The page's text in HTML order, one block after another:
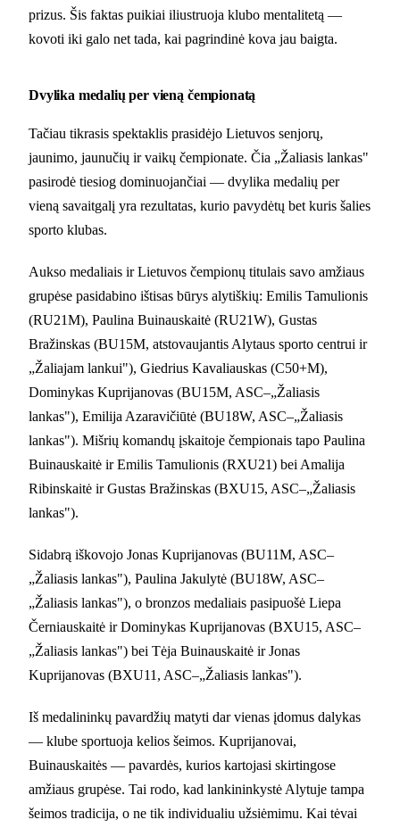
prizus. Šis faktas puikiai iliustruoja klubo mentalitetą —
kovoti iki galo net tada, kai pagrindinė kova jau baigta.
Dvylika medalių per vieną čempionatą
Tačiau tikrasis spektaklis prasidėjo Lietuvos senjorų,
jaunimo, jaunučių ir vaikų čempionate. Čia „Žaliasis lankas"
pasirodė tiesiog dominuojančiai — dvylika medalių per
vieną savaitgalį yra rezultatas, kurio pavydėtų bet kuris šalies
sporto klubas.
Aukso medaliais ir Lietuvos čempionų titulais savo amžiaus
grupėse pasidabino ištisas būrys alytiškių: Emilis Tamulionis
(RU21M), Paulina Buinauskaitė (RU21W), Gustas
Bražinskas (BU15M, atstovaujantis Alytaus sporto centrui ir
„Žaliajam lankui"), Giedrius Kavaliauskas (C50+M),
Dominykas Kuprijanovas (BU15M, ASC–„Žaliasis
lankas"), Emilija Azaravičiūtė (BU18W, ASC–„Žaliasis
lankas"). Mišrių komandų įskaitoje čempionais tapo Paulina
Buinauskaitė ir Emilis Tamulionis (RXU21) bei Amalija
Ribinskaitė ir Gustas Bražinskas (BXU15, ASC–„Žaliasis
lankas").
Sidabrą iškovojo Jonas Kuprijanovas (BU11M, ASC–
„Žaliasis lankas"), Paulina Jakulytė (BU18W, ASC–
„Žaliasis lankas"), o bronzos medaliais pasipuošė Liepa
Černiauskaitė ir Dominykas Kuprijanovas (BXU15, ASC–
„Žaliasis lankas") bei Tėja Buinauskaitė ir Jonas
Kuprijanovas (BXU11, ASC–„Žaliasis lankas").
Iš medalininkų pavardžių matyti dar vienas įdomus dalykas
— klube sportuoja kelios šeimos. Kuprijanovai,
Buinauskaitės — pavardės, kurios kartojasi skirtingose
amžiaus grupėse. Tai rodo, kad lankininkystė Alytuje tampa
šeimos tradicija, o ne tik individualiu užsiėmimu. Kai tėvai